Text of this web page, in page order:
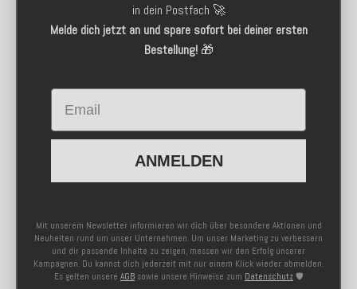
in dein Postfach 🚀
Melde dich jetzt an und spare sofort bei deiner ersten
Bestellung!🎁
Email
ANMELDEN
Mit unserem Newsletter informieren wir dich über besondere Aktionen und
Neuheiten rund um unser Unternehmen. Um unser Marketing zu verbessern
und dir passende Inhalte zu zeigen, messen wir den Erfolg unserer
Kampagnen. Du kannst dich jederzeit mit nur einem Klick wieder abmelden.
Es gelten unsere AGB sowie unsere Hinweise zum Datenschutz 🛡️